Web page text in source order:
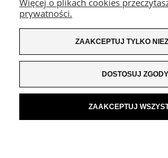
Więcej o plikach cookies
prywatności.
ZAAKCEPTUJ TYLKO
DOSTOSUJ ZGODY
ZAAKCEPTUJ